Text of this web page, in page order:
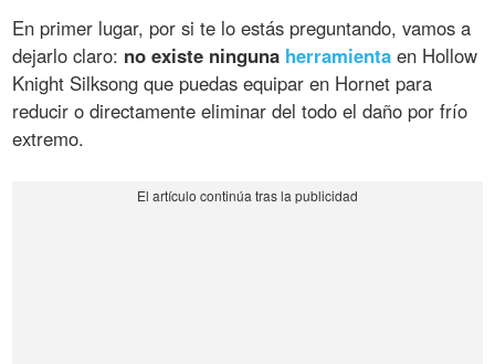
En primer lugar, por si te lo estás preguntando, vamos a
dejarlo claro: no existe ninguna herramienta en Hollow
Knight Silksong que puedas equipar en Hornet para
reducir o directamente eliminar del todo el daño por frío
extremo.